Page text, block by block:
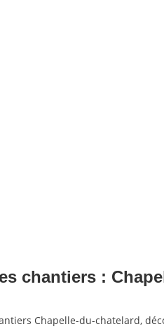
chantiers :
Chapelle-du-chatelard,